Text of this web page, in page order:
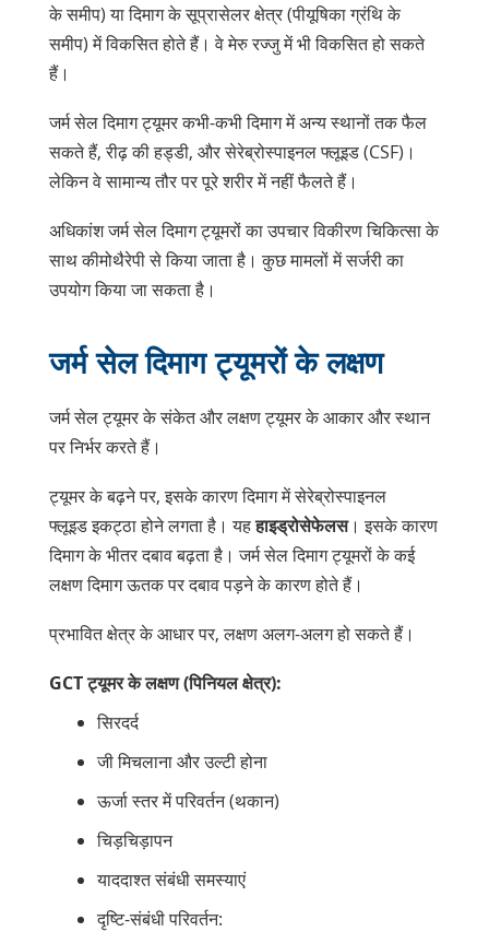
के समीप) या दिमाग के सूप्रासेलर क्षेत्र (पीयूषिका ग्रंथि के
समीप) में विकसित होते हैं। वे मेरु रज्जु में भी विकसित हो सकते
हैं।
जर्म सेल दिमाग ट्यूमर कभी-कभी दिमाग में अन्य स्थानों तक फैल
सकते हैं,रीढ़ की हड्डी, औरसेरेब्रोस्पाइनल फ्लूइड(CSF)।
लेकिन वे सामान्य तौर पर पूरे शरीर में नहीं फैलते हैं।
अधिकांश जर्म सेल दिमाग ट्यूमरों का उपचार विकीरण चिकित्सा के
साथ कीमोथैरेपी से किया जाता है। कुछ मामलों में सर्जरी का
उपयोग किया जा सकता है।
जर्म सेल दिमाग ट्यूमरों के लक्षण
जर्म सेल ट्यूमर के संकेत और लक्षण ट्यूमर के आकार और स्थान
पर निर्भर करते हैं।
ट्यूमर के बढ़ने पर, इसके कारण दिमाग मेंसेरेब्रोस्पाइनल
फ्लूइडइकट्ठा होने लगता है। यहहाइड्रोसेफेलस। इसके कारण
दिमाग के भीतर दबाव बढ़ता है। जर्म सेल दिमाग ट्यूमरों के कई
लक्षण दिमाग ऊतक पर दबाव पड़ने के कारण होते हैं।
प्रभावित क्षेत्र के आधार पर, लक्षण अलग-अलग हो सकते हैं।
GCT ट्यूमर के लक्षण (पिनियल क्षेत्र):
सिरदर्द
जी मिचलाना और उल्टी होना
ऊर्जा स्तर में परिवर्तन (थकान)
चिड़चिड़ापन
याददाश्त संबंधी समस्याएं
दृष्टि-संबंधी परिवर्तन: